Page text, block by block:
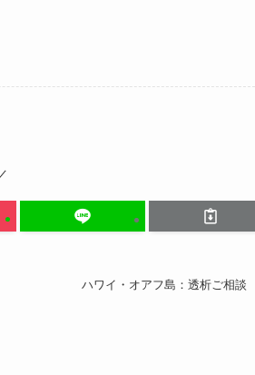
ハワイ・オアフ島：透析ご相談